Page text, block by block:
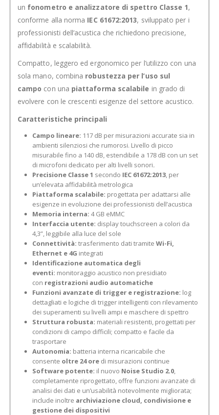
un fonometro e analizzatore di spettro Classe 1,
conforme alla norma IEC 61672:2013, sviluppato per i
professionisti dell’acustica che richiedono precisione,
affidabilità e scalabilità.
Compatto, leggero ed ergonomico per l’utilizzo con una
sola mano, combina robustezza per l’uso sul
campo con una piattaforma scalabile in grado di
evolvere con le crescenti esigenze del settore acustico.
Caratteristiche principali
Campo lineare: 117 dB per misurazioni accurate sia in
ambienti silenziosi che rumorosi. Livello di picco
misurabile fino a 140 dB, estendibile a 178 dB con un set
di microfoni dedicato per alti livelli sonori.
Precisione Classe 1 secondo IEC 61672:2013, per
un’elevata affidabilità metrologica
Piattaforma scalabile: progettata per adattarsi alle
esigenze in evoluzione dei professionisti dell’acustica
Memoria interna: 4 GB eMMC
Interfaccia utente: display touchscreen a colori da
4,3”, leggibile alla luce del sole
Connettività: trasferimento dati tramite Wi-Fi,
Ethernet e 4G integrati
Identificazione automatica degli
eventi: monitoraggio acustico non presidiato
con registrazioni audio automatiche
Funzioni avanzate di trigger e registrazione: log
dettagliati e logiche di trigger intelligenti con rilevamento
dei superamenti su livelli ampi e maschere di spettro
Struttura robusta: materiali resistenti, progettati per
condizioni di campo difficili; compatto e facile da
trasportare
Autonomia: batteria interna ricaricabile che
consente oltre 24 oredi misurazioni continue
Software potente: il nuovo Noise Studio 2.0,
completamente riprogettato, offre funzioni avanzate di
analisi dei dati e un’usabilità notevolmente migliorata;
include inoltre archiviazione cloud, condivisione e
gestione dei dispositivi